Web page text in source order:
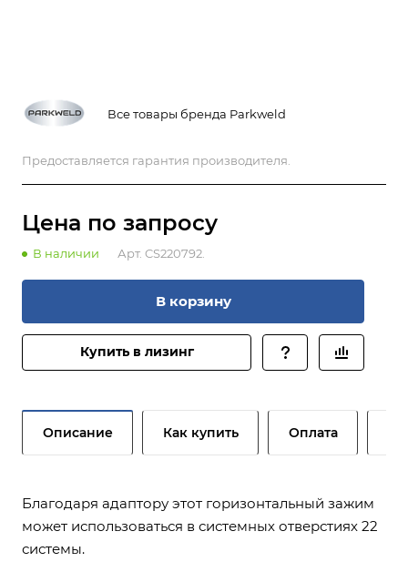
Все товары бренда Parkweld
Предоставляется гарантия производителя.
Цена по запросу
В наличии Арт. CS220792.
В корзину
Купить в лизинг
Описание Как купить Оплата
Благодаря адаптору этот горизонтальный зажим
может использоваться в системных отверстиях 22
системы.